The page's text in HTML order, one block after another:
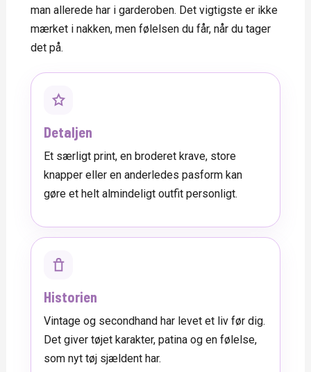
man allerede har i garderoben. Det vigtigste er ikke
mærket i nakken, men følelsen du får, når du tager
det på.
Detaljen
Et særligt print, en broderet krave, store
knapper eller en anderledes pasform kan
gøre et helt almindeligt outfit personligt.
Historien
Vintage og secondhand har levet et liv før dig.
Det giver tøjet karakter, patina og en følelse,
som nyt tøj sjældent har.